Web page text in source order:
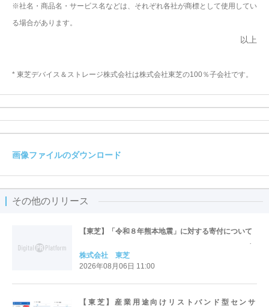
※社名・商品名・サービス名などは、それぞれ各社が商標として使用してい
る場合があります。
以上
* 東芝デバイス＆ストレージ株式会社は株式会社東芝の100％子会社です。
画像ファイルのダウンロード
その他のリリース
【東芝】「令和８年熊本地震」に対する寄付について
株式会社 東芝
2026年08月06日 11:00
【東芝】産業用途向けリストバンド型センサ